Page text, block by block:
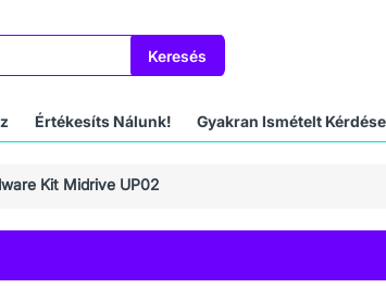
Keresés
Értékesíts Nálunk! Gyakran Ismételt
Kit Midrive UP02